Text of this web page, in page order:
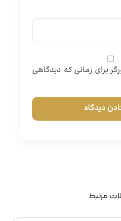
برای زمانی که دیدگاهی
مرتبط